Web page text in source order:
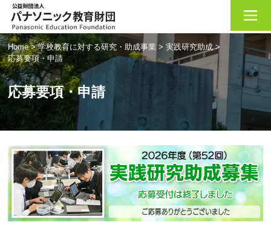
Home>学校教育に対する研究・助成事業>実践研究助成>
応募要項・申請
応募要項・申請